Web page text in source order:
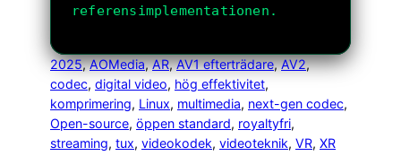
referensimplementationen.
2025, AOMedia, AR, AV1 efterträdare, AV2 ,
codec, digital video, hög effektivitet
komprimering, Linux, multimedia, next-gen codec
Open-source, öppen standard, royaltyfri
streaming, tux, videokodek, videoteknik, VR, XR